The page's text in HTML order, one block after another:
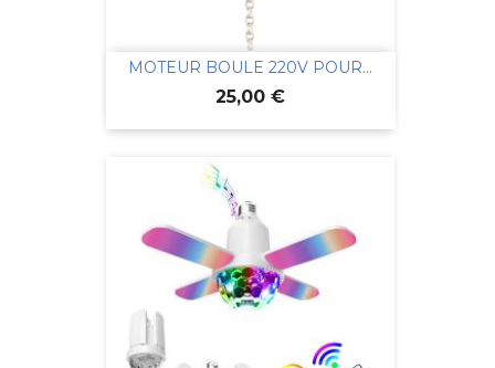
MOTEUR BOULE 220V POUR...
Prix
25,00 €